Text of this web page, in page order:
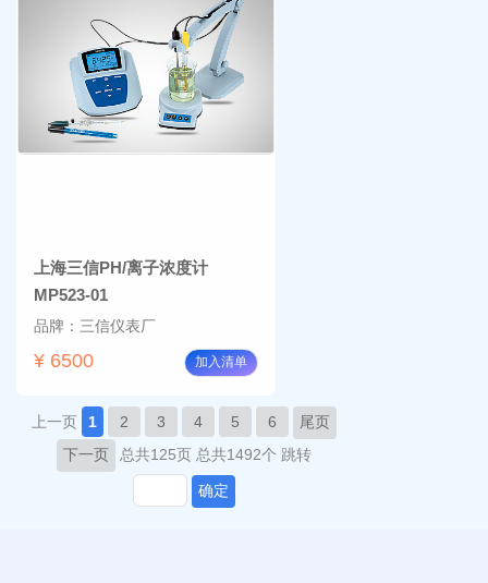
上海三信PH/离子浓度计
MP523-01
品牌：三信仪表厂
¥ 6500 加入清单
上一页 1 2 3 4 5 6
尾页
下一页
总共125页 总共1492个 跳转
确定